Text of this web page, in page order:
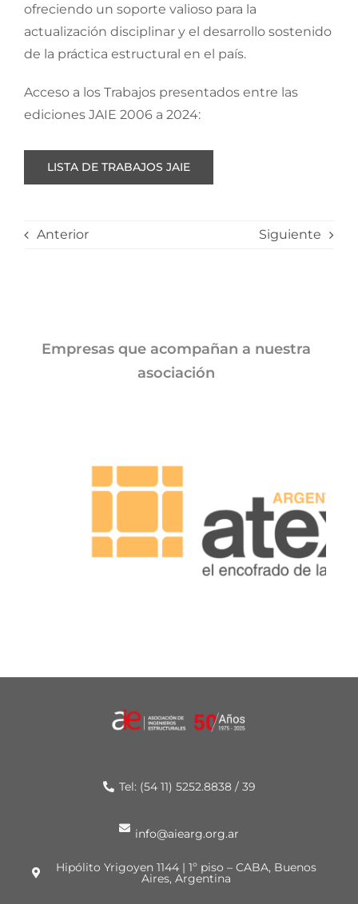
ofreciendo un soporte valioso para la
actualización disciplinar y el desarrollo sostenido
de la práctica estructural en el país.
Acceso a los Trabajos presentados entre las
ediciones JAIE 2006 a 2024:
LISTA DE TRABAJOS JAIE
Anterior Siguiente
Empresas que acompañan a nuestra
asociación
Tel: (54 11) 5252.8838 / 39
info@aiearg.org.ar
Hipólito Yrigoyen 1144 | 1º piso – CABA, Buenos
Aires, Argentina